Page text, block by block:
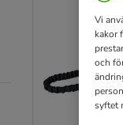
Vi
kakor
och
syftet